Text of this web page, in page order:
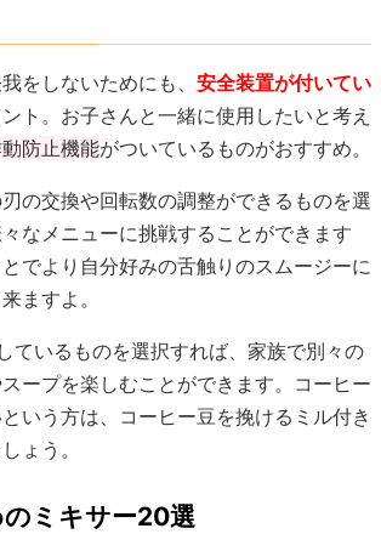
をしないためにも、 安全装置が付いてい
ト。お子さんと一緒に使用したいと考え
防止機能がついているものがおすすめ。
の交換や回転数の調整ができるものを選
なメニューに挑戦することができます
でより自分好みの舌触りのスムージーに
ますよ。
ているものを選択すれば、家族で別々の
ープを楽しむことができます。コーヒー
いう方は、コーヒー豆を挽けるミル付き
ょう。
ミキサー20選